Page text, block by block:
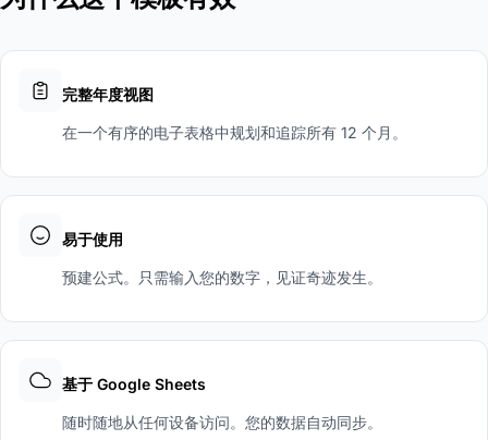
完整年度视图
在一个有序的电子表格中规划和追踪所有 12 个月。
易于使用
预建公式。只需输入您的数字，见证奇迹发生。
基于 Google Sheets
随时随地从任何设备访问。您的数据自动同步。